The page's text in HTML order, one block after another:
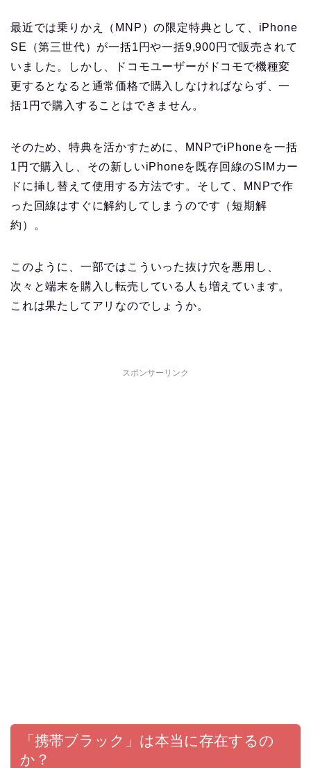
最近では乗りかえ（MNP）の限定特典として、iPhone
SE（第三世代）が一括1円や一括9,900円で販売されて
いました。しかし、ドコモユーザーがドコモで機種変
更するとなると通常価格で購入しなければならず、一
括1円で購入することはできません。
そのため、特典を活かすために、MNPでiPhoneを一括
1円で購入し、その新しいiPhoneを既存回線のSIMカー
ドに挿し替えて使用する方法です。そして、MNPで作
った回線はすぐに解約してしまうのです（短期解
約）。
このように、一部ではこういった抜け穴を悪用し、
次々と端末を購入し転売している人も増えています。
これは果たしてアリなのでしょうか。
スポンサーリンク
「携帯ブラック」は本当に存在するの
か？